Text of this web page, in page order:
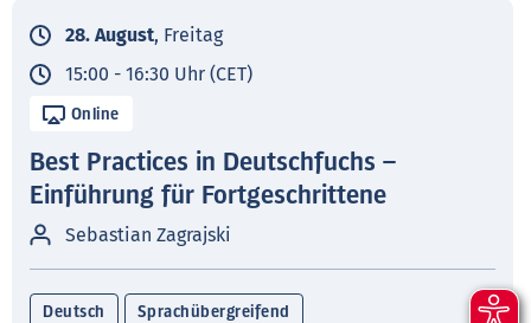
28. August, Freitag
15:00 - 16:30 Uhr (CET)
Online
Best Practices in Deutschfuchs –
Einführung für Fortgeschrittene
Sebastian Zagrajski
Deutsch Sprachübergreifend